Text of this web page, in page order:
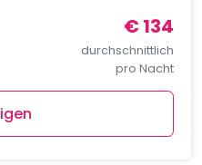
€ 134
durchschnittlich
pro Nacht